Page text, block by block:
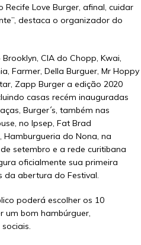
Love Burger, afinal, cuidar
destaca o organizador do
CIA do Chopp, Kwai,
Farmer, Della Burguer, Mr Hoppy
Zapp Burger a edição 2020
casas recém inauguradas
Burger´s, também nas
no Ipsep, Fat Brad
Hamburgueria do Nona, na
setembro e a rede curitibana
oficialmente sua primeira
da abertura do Festival.
poderá escolher os 10
um bom hambúrguer,